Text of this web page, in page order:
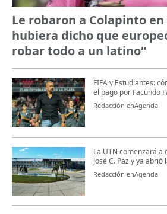
Le robaron a Colapinto
hubiera dicho que
robar todo a un latino“
FIFA y Estudiantes:
el pago por Facundo
Redacción enAgenda
La UTN comenzará
José C. Paz y ya
Redacción enAgenda